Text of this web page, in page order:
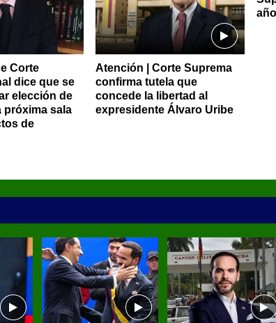
Corte
dice que se
elección de
próxima sala
de
Atención | Corte Suprema
confirma tutela que
concede la libertad al
expresidente Álvaro Uribe